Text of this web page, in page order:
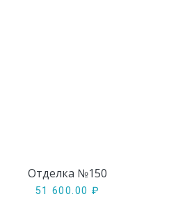
Отделка №150
51 600.00₽